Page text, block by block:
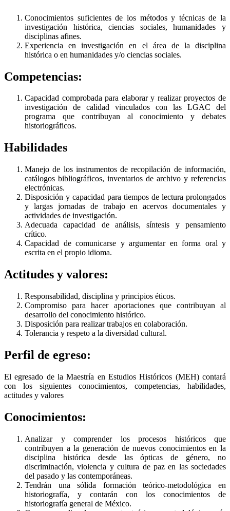
Conocimientos suficientes de los métodos y técnicas de la
investigación histórica, ciencias sociales, humanidades y
disciplinas afines.
Experiencia en investigación en el área de la disciplina
histórica o en humanidades y/o ciencias sociales.
Competencias:
Capacidad comprobada para elaborar y realizar proyectos de
investigación de calidad vinculados con las LGAC del
programa que contribuyan al conocimiento y debates
historiográficos.
Habilidades
Manejo de los instrumentos de recopilación de información,
catálogos bibliográficos, inventarios de archivo y referencias
electrónicas.
Disposición y capacidad para tiempos de lectura prolongados
y largas jornadas de trabajo en acervos documentales y
actividades de investigación.
Adecuada capacidad de análisis, síntesis y pensamiento
crítico.
Capacidad de comunicarse y argumentar en forma oral y
escrita en el propio idioma.
Actitudes y valores:
Responsabilidad, disciplina y principios éticos.
Compromiso para hacer aportaciones que contribuyan al
desarrollo del conocimiento histórico.
Disposición para realizar trabajos en colaboración.
Tolerancia y respeto a la diversidad cultural.
Perfil de egreso:
El egresado de la Maestría en Estudios Históricos (MEH) contará
con los siguientes conocimientos, competencias, habilidades,
actitudes y valores
Conocimientos:
Analizar y comprender los procesos históricos que
contribuyen a la generación de nuevos conocimientos en la
disciplina histórica desde las ópticas de género, no
discriminación, violencia y cultura de paz en las sociedades
del pasado y las contemporáneas.
Tendrán una sólida formación teórico-metodológica en
historiografía, y contarán con los conocimientos de
historiografía general de México.